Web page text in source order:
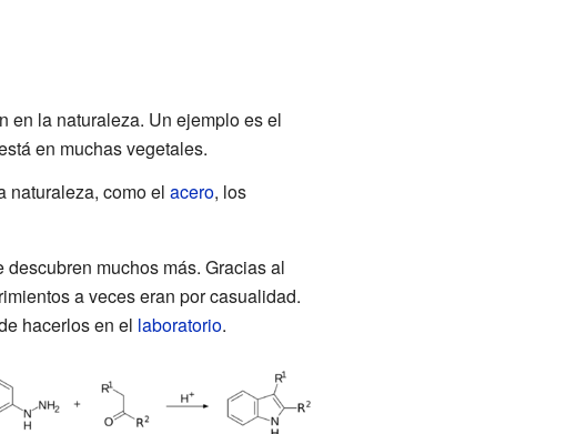
en la naturaleza. Un ejemplo es el
en muchas vegetales.
naturaleza, como el acero, los
muchos más. Gracias al
a veces eran por casualidad.
hacerlos en el laboratorio.